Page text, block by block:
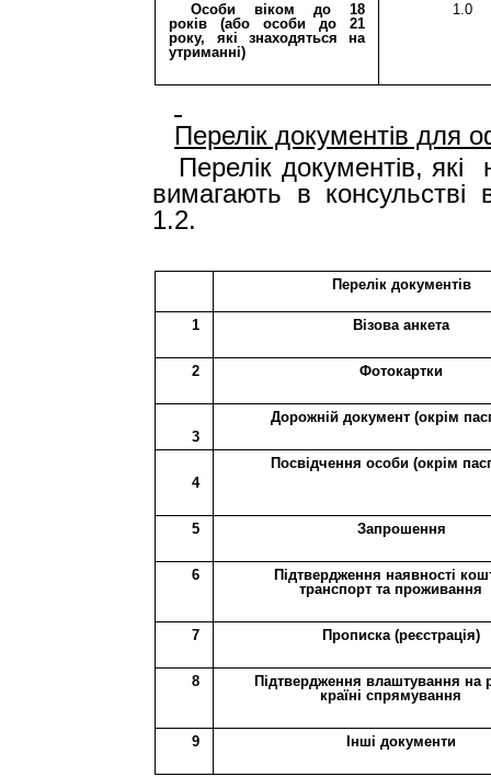
Особи віком до 18
років(або особи до 21
року, які знаходяться на
утриманні)
1.0
Перелік документів для
Перелік документів, які
вимагають в консульстві
1.2.
Перелік документів
1 Візова анкета
2 Фотокартки
3
Дорожній документ (окрім
4
Посвідчення особи (окрім
5 Запрошення
6
Підтвердження наявності
транспорт та проживання
7 Прописка (реєстрація)
8
Підтвердження влаштування на
країні спрямування
9 Інші документи